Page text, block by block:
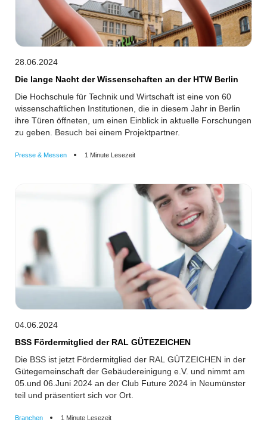
28.06.2024
Die lange Nacht der Wissenschaften an der HTW Berlin
Die Hochschule für Technik und Wirtschaft ist eine von 60
wissenschaftlichen Institutionen, die in diesem Jahr in Berlin
ihre Türen öffneten, um einen Einblick in aktuelle Forschungen
zu geben. Besuch bei einem Projektpartner.
Presse & Messen 1 Minute Lesezeit
04.06.2024
BSS Fördermitglied der RAL GÜTEZEICHEN
Die BSS ist jetzt Fördermitglied der RAL GÜTZEICHEN in der
Gütegemeinschaft der Gebäudereinigung e.V. und nimmt am
05.und 06.Juni 2024 an der Club Future 2024 in Neumünster
teil und präsentiert sich vor Ort.
Branchen 1 Minute Lesezeit